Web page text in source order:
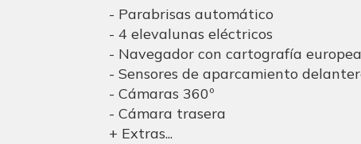
- Parabrisas automático
- 4 elevalunas eléctricos
- Navegador con cartografía europea
- Sensores de aparcamiento
- Cámaras 360º
- Cámara trasera
+ Extras...